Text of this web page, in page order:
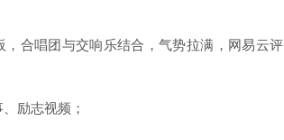
，合唱团与交响乐结合，气势拉满，网易云评
励志视频；